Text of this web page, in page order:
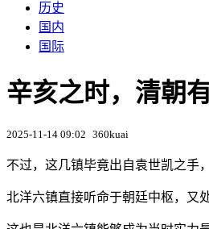
历史
国内
国际
辛亥之时，清朝
2025-11-14 09:02 360kuai
不过，这几镇毕竟出自袁世凯之手
北洋六镇直接听命于朝廷中枢，又